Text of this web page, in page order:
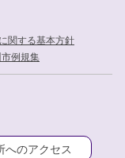
関する基本方針
例規集
へのアクセス